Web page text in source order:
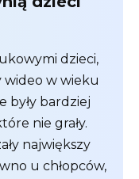
dzieci,
wideo w wieku
były bardziej
nie grały.
największy
u chłopców,